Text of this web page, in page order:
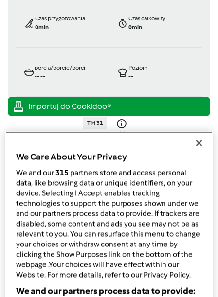
Czas przygotowania
0min
Czas całkowity
0min
porcja/porcje/porcji
----
Poziom
--
TM 31
przezGość
zmieniono dnia: 29/11/11
Dodaj do moich kolekcji
podziel się przepisem
Stwórz wariant
Składniki
500g buraków
We Care About Your Privacy
We and our315 partners store and access personal
data, like browsing data or unique identifiers, on your
device. Selecting I Accept enables tracking
technologies to support the purposes shown under we
and our partners process data to provide. If trackers are
disabled, some content and ads you see may not be as
relevant to you. You can resurface this menu to change
your choices or withdraw consent at any time by
clicking the Show Purposes link on the bottom of the
webpage .Your choices will have effect within our
Website. For more details, refer to our Privacy Policy.
We and our partners process data to provide: